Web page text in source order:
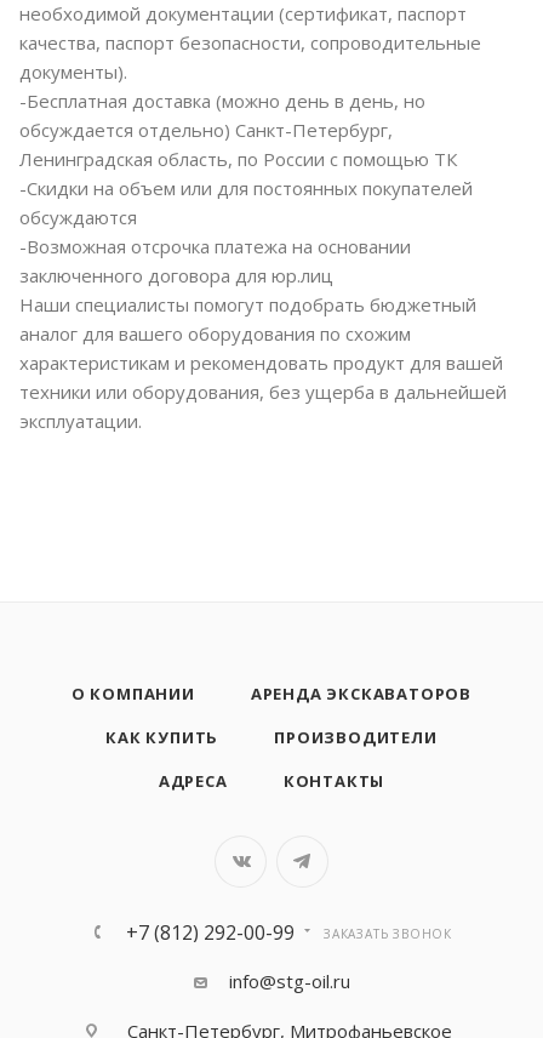
необходимой документации (сертификат, паспорт
качества, паспорт безопасности, сопроводительные
документы).
-Бесплатная доставка (можно день в день, но
обсуждается отдельно) Санкт-Петербург,
Ленинградская область, по России с помощью ТК
-Скидки на объем или для постоянных покупателей
обсуждаются
-Возможная отсрочка платежа на основании
заключенного договора для юр.лиц
Наши специалисты помогут подобрать бюджетный
аналог для вашего оборудования по схожим
характеристикам и рекомендовать продукт для вашей
техники или оборудования, без ущерба в дальнейшей
эксплуатации.
О КОМПАНИИ
АРЕНДА ЭКСКАВАТОРОВ
КАК КУПИТЬ
ПРОИЗВОДИТЕЛИ
АДРЕСА
КОНТАКТЫ
+7 (812) 292-00-99 ЗАКАЗАТЬ ЗВОНОК
info@stg-oil.ru
Санкт-Петербург, Митрофаньевское